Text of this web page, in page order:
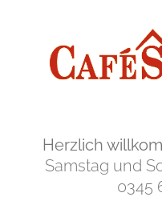
Herzlich
Samstag und
0345